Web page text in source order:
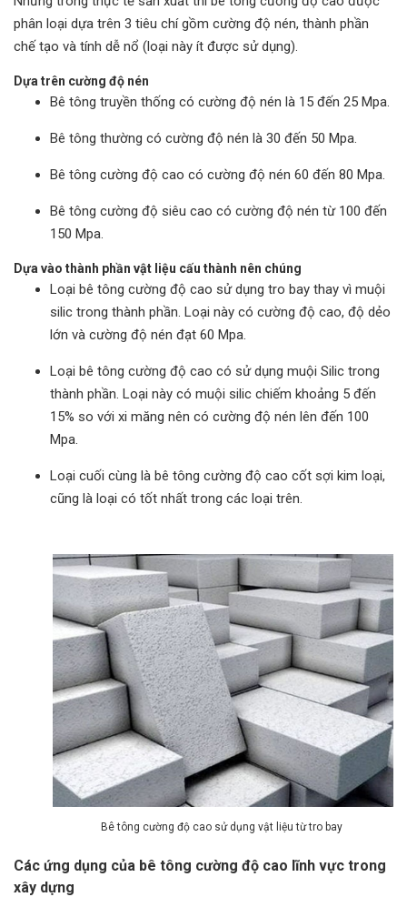
phân loại dựa trên 3 tiêu chí gồm cường độ nén, thành phần
chế tạo và tính dễ nổ (loại này ít được sử dụng).
Dựa trên cường độ nén
Bê tông truyền thống có cường độ nén là 15 đến 25 Mpa.
Bê tông thường có cường độ nén là 30 đến 50 Mpa.
Bê tông cường độ cao có cường độ nén 60 đến 80 Mpa.
Bê tông cường độ siêu cao có cường độ nén từ 100 đến
150 Mpa.
Dựa vào thành phần vật liệu cấu thành nên chúng
Loại bê tông cường độ cao sử dụng tro bay thay vì muội
silic trong thành phần. Loại này có cường độ cao, độ dẻo
lớn và cường độ nén đạt 60 Mpa.
Loại bê tông cường độ cao có sử dụng muội Silic trong
thành phần. Loại này có muội silic chiếm khoảng 5 đến
15% so với xi măng nên có cường độ nén lên đến 100
Mpa.
Loại cuối cùng là bê tông cường độ cao cốt sợi kim loại,
cũng là loại có tốt nhất trong các loại trên.
Bê tông cường độ cao sử dụng vật liệu từ tro bay​​​​​
Các ứng dụng của bê tông cường độ cao lĩnh vực trong
xây dựng